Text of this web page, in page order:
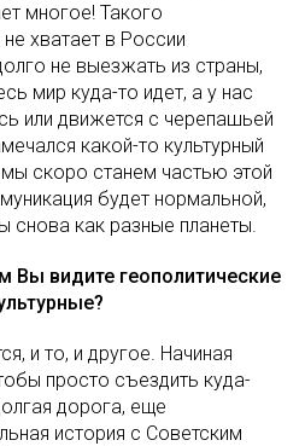
многое! Такого
хватает в России
не выезжать из страны,
мир куда-то идет, а у нас
или движется с черепашьей
какой-то культурный
мы скоро станем частью этой
будет нормальной,
снова как разные планеты.
Вы видите геополитические
и то, и другое. Начиная
просто съездить куда-
дорога, еще
история с Советским